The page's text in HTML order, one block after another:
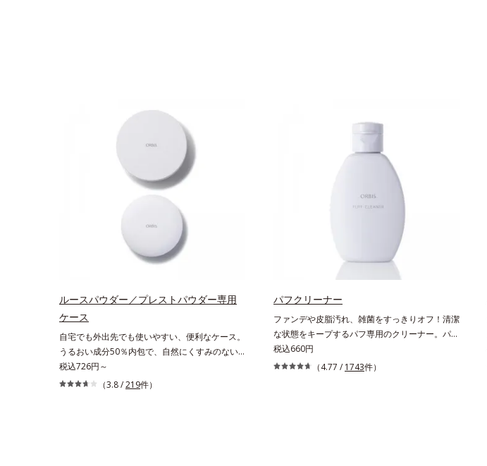
ルースパウダー／プレストパウダー専用
ケース
自宅でも外出先でも使いやすい、便利なケース。
うるおい成分50％内包で、自然にくすみのない
透明美肌を実現する「ルースパウダー」の専用ケ
ース（伸縮ネット、専用パフ付） うるおい成分
税込726円～
（3.8 /219件）
パフクリーナー
ファンデや皮脂汚れ、雑菌をすっきりオフ！清潔
な状態をキープするパフ専用のクリーナー。パフ
の汚れを1度洗いでしっかり落とすクリーナーで
す。液状だからパフのすみずみに行き渡り、汚れ
税込660円
（4.77 / 1743件）